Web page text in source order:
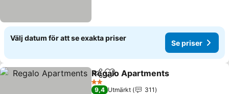
Välj datum för att se exakta priser
Se priser
Dela Lägg till i Mina Favoriter
Regalo Apartments
2 Stjärnor
9,4 Utmärkt
311